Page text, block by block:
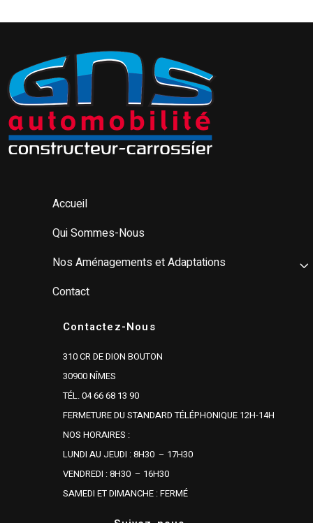
Accueil
Qui Sommes-Nous
Nos Aménagements et Adaptations
Contact
Contactez-Nous
310 CR DE DION BOUTON
30900 NÎMES
TÉL. 04 66 68 13 90
FERMETURE DU STANDARD TÉLÉPHONIQUE 12H-14H
NOS HORAIRES :
LUNDI AU JEUDI : 8H30 – 17H30
VENDREDI : 8H30 – 16H30
SAMEDI ET DIMANCHE : FERMÉ